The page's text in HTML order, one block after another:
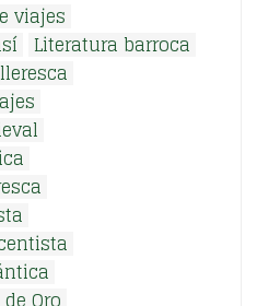
viajes
Literatura barroca